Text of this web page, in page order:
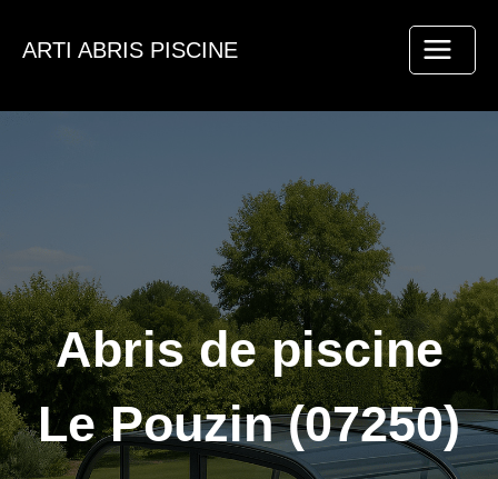
ARTI ABRIS PISCINE
Abris de piscine
Le Pouzin (07250)